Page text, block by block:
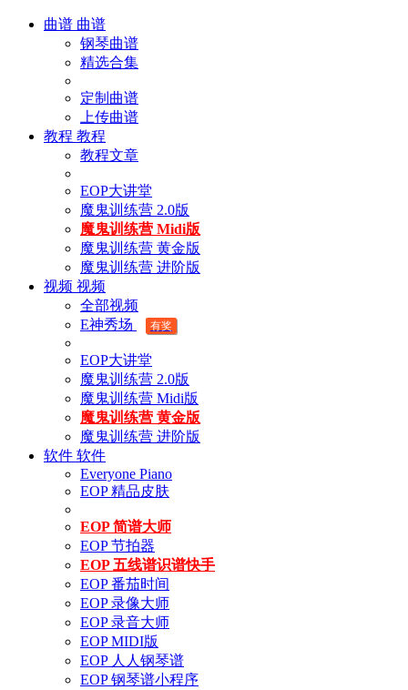
曲谱 曲谱
钢琴曲谱
精选合集
定制曲谱
上传曲谱
教程 教程
教程文章
EOP大讲堂
魔鬼训练营 2.0版
魔鬼训练营 Midi版
魔鬼训练营 黄金版
魔鬼训练营 进阶版
视频 视频
全部视频
E神秀场
有奖
EOP大讲堂
魔鬼训练营 2.0版
魔鬼训练营 Midi版
魔鬼训练营 黄金版
魔鬼训练营 进阶版
软件 软件
Everyone Piano
EOP 精品皮肤
EOP 简谱大师
EOP 节拍器
EOP 五线谱识谱快手
EOP 番茄时间
EOP 录像大师
EOP 录音大师
EOP MIDI版
EOP 人人钢琴谱
EOP 钢琴谱小程序